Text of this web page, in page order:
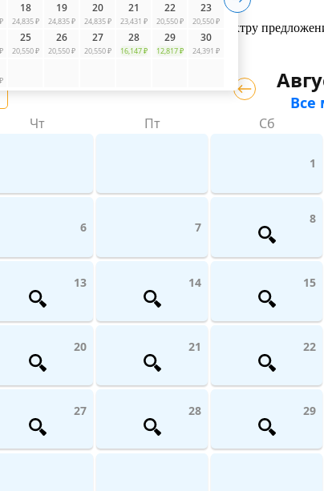
18
24,835 ₽
19
24,835 ₽
20
24,835 ₽
21
23,431 ₽
22
20,550 ₽
23
20,550 ₽
25
20,550 ₽
26
20,550 ₽
27
20,550 ₽
28
16,147 ₽
29
12,817 ₽
30
24,391 ₽
цены на рейсы по всему спектру
₽
Все
Чт Пт Сб
1
6 7
8
13 14 15
20 21 22
27 28 29